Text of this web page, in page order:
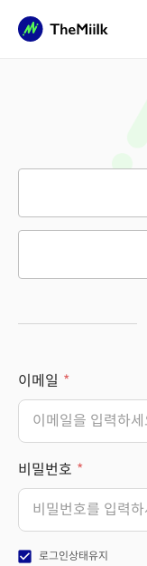
이메일
비밀번호
check_box 로그인상태유지